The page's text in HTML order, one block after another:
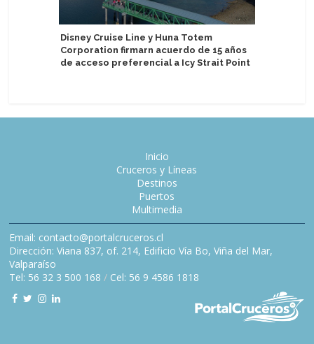
Disney Cruise Line y Huna Totem
Corporation firmarn acuerdo de 15 años
de acceso preferencial a Icy Strait Point
Inicio
Cruceros y Líneas
Destinos
Puertos
Multimedia
Email: contacto@portalcruceros.cl
Dirección: Viana 837, of. 214, Edificio Vía Bo, Viña del Mar,
Valparaíso
Tel: 56 32 3 500 168 / Cel: 56 9 4586 1818